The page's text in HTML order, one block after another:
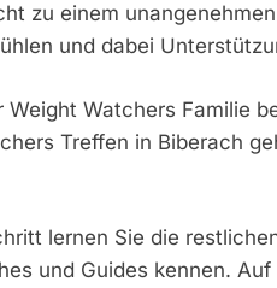
zu einem
und dabei
Weight Watchers Familie
Treffen in Biberach
lernen Sie die
und Guides kennen.